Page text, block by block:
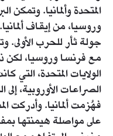
المتحدة وألمانيا. وتمكن
وروسيا، من إيقاف
جولة ثأر للحرب الأولى.
مع فرنسا وروسيا، لكن
الولايات المتحدة، التي
الصراعات الأوروبية،
فهُزمت ألمانيا. وأدركت
على مواصلة هيمنتها